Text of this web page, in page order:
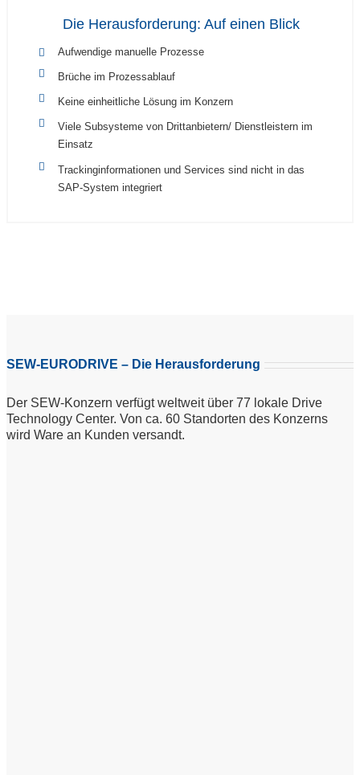
Die Herausforderung: Auf einen Blick
Aufwendige manuelle Prozesse
Brüche im Prozessablauf
Keine einheitliche Lösung im Konzern
Viele Subsysteme von Drittanbietern/ Dienstleistern im
Einsatz
Trackinginformationen und Services sind nicht in das
SAP-System integriert
SEW-EURODRIVE – Die Herausforderung
Der SEW-Konzern verfügt weltweit über 77 lokale Drive
Technology Center. Von ca. 60 Standorten des Konzerns
wird Ware an Kunden versandt.